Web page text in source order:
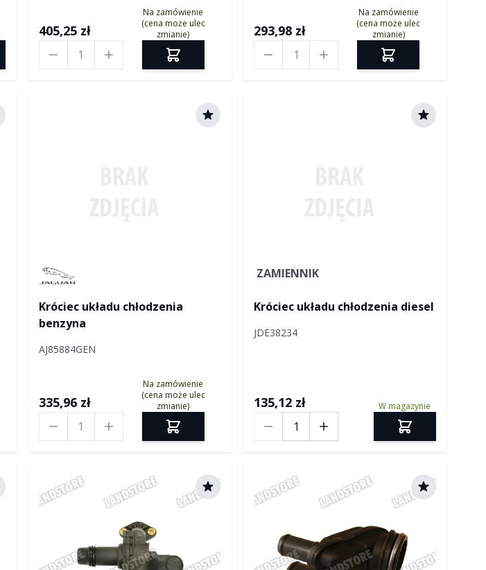
405,25 zł
Na zamówienie
(cena może ulec
zmianie)
293,98 zł
Na zamówienie
(cena może ulec
zmianie)
Manufactured by Jaguar
Króciec układu chłodzenia
benzyna
AJ85884GEN
335,96 zł
Na zamówienie
(cena może ulec
zmianie)
ZAMIENNIK
Króciec układu chłodzenia diesel
JDE38234
135,12 zł W magazynie